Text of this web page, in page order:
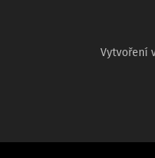
Vytvoření